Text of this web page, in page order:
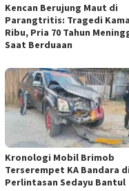
Kencan Berujung Maut di
Parangtritis: Tragedi
Ribu, Pria 70 Tahun
Saat Berduaan
Kronologi Mobil Brimob
Terserempet KA Bandara di
Perlintasan Sedayu Bantul